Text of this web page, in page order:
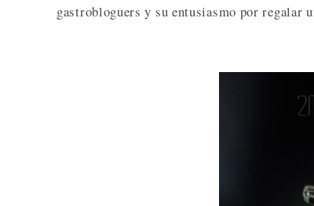
gastrobloguers y su entusiasmo por regalar